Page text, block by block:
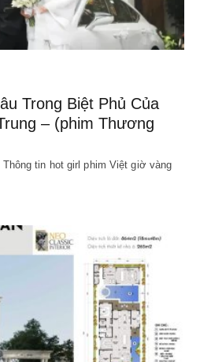
Trong Biệt Phủ Của
– (phim Thương
tin hot girl phim Việt giờ vàng